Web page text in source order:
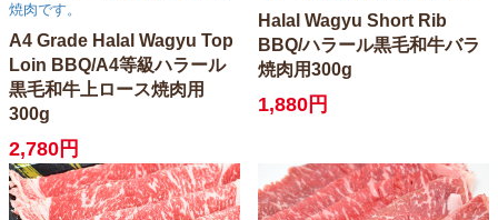
焼肉です。
A4 Grade Halal Wagyu Top
Loin BBQ/A4等級ハラール
黒毛和牛上ロース焼肉用
300g
2,780円
Halal Wagyu Short Rib
BBQ/ハラール黒毛和牛バラ
焼肉用300g
1,880円